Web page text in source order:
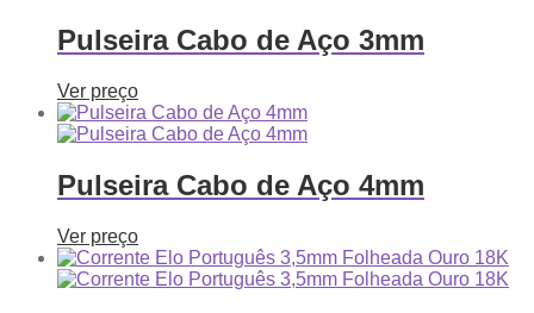
Pulseira Cabo de Aço 3mm
Ver preço
Pulseira Cabo de Aço 4mm
Ver preço